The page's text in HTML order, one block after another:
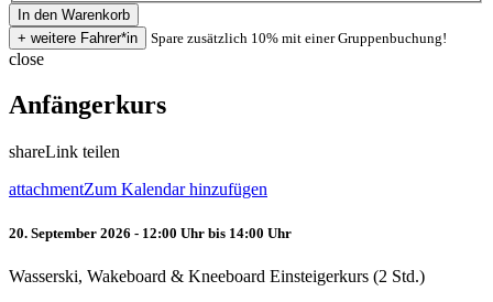
Spare zusätzlich 10% mit einer Gruppenbuchung!
close
Anfängerkurs
shareLink teilen
attachmentZum Kalendar hinzufügen
20. September 2026 - 12:00 Uhr bis 14:00 Uhr
Wasserski, Wakeboard & Kneeboard Einsteigerkurs (2 Std.)